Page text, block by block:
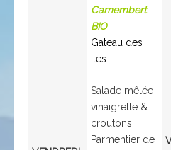
Camembert
BIO
Gateau des
Iles
Salade mêlée
vinaigrette &
croutons
Parmentier de